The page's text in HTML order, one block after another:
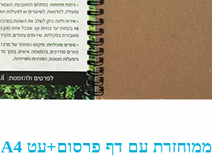
מחברת A4 ממוחזרת עם דף פרסום+עט